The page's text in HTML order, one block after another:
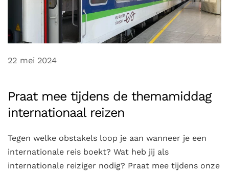
22 mei 2024
Praat mee tijdens de themamiddag
internationaal reizen
Tegen welke obstakels loop je aan wanneer je een
internationale reis boekt? Wat heb jij als
internationale reiziger nodig? Praat mee tijdens onze